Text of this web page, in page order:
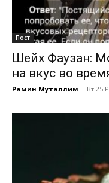
Пост
Шейх Фаузан:
на вкус во
Рамин Муталлим - Вт 25